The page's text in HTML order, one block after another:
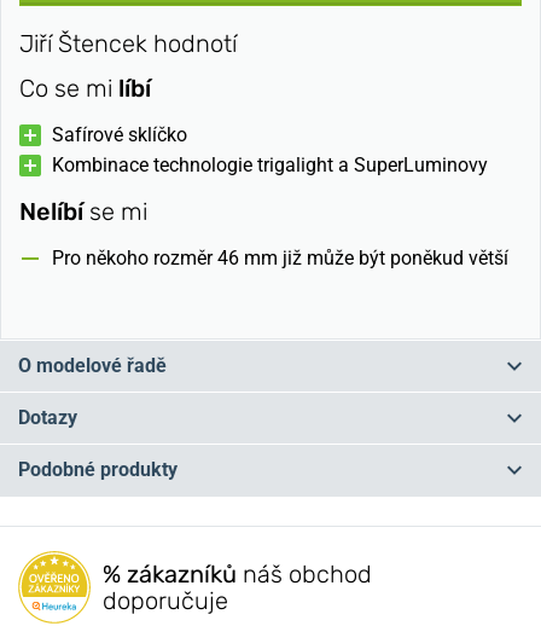
Jiří Štencek hodnotí
Co se mi líbí
Safírové sklíčko
Kombinace technologie trigalight a SuperLuminovy
Nelíbíse mi
Pro někoho rozměr 46 mm již může být poněkud větší
O modelové řadě
Kdysi velmi široká řada Profesional se přejmenovala nově na
Traser Heritage a zúžila se na modely
součástí jsou stálice jako Traser P5900 a Traser Officer Pro. Lákadly
pro fajnšmekry můžou být modely Aviator Jungmann a Aviator
Populární modelové řady Traser
Dotazy
Máte otázku? Zanechte nám komentář
Přidat dotaz
Podobné produkty
NA PRODEJNĚ
NA PRODEJNĚ
% zákazníků náš obchod
doporučuje